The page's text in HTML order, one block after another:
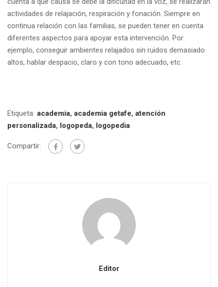
actividades de relajación, respiración y fonación. Siempre en
continua relación con las familias, se pueden tener en cuenta
diferentes aspectos para apoyar esta intervención. Por
ejemplo, conseguir ambientes relajados sin ruidos demasiado
altos, hablar despacio, claro y con tono adecuado, etc.
Etiqueta: academia, academia getafe, atención
personalizada, logopeda, logopedia
Compartir:
Editor